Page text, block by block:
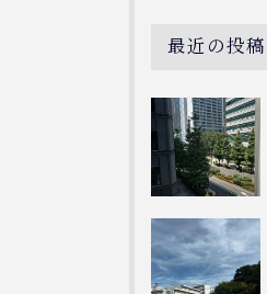
最近の投稿